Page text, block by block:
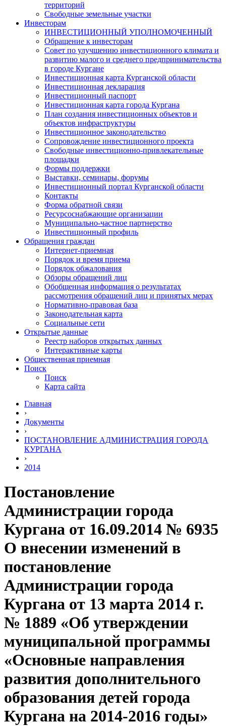
территорий
Свободные земельные участки
Инвесторам
ИНВЕСТИЦИОННЫЙ УПОЛНОМОЧЕННЫЙ
Обращение к инвесторам
Совет по улучшению инвестиционного климата и
развитию малого и среднего предпринимательства
в городе Кургане
Инвестиционная карта Курганской области
Инвестиционная декларация
Инвестиционный паспорт
Инвестиционная карта города Кургана
План создания инвестиционных объектов и
объектов инфраструктуры
Инвестиционное законодательство
Сопровождение инвестиционного проекта
Свободные инвестиционно-привлекательные
площадки
Формы поддержки
Выставки, семинары, форумы
Инвестиционный портал Курганской области
Контакты
Форма обратной связи
Ресурсоснабжающие организации
Муниципально-частное партнерство
Инвестиционный профиль
Обращения граждан
Интернет-приемная
Порядок и время приема
Порядок обжалования
Обзоры обращений лиц
Обобщенная информация о результатах
рассмотрения обращений лиц и принятых мерах
Нормативно-правовая база
Законодательная карта
Социальные сети
Открытые данные
Реестр наборов открытых данных
Интерактивные карты
Общественная приемная
Поиск
Поиск
Карта сайта
Главная
›
Документы
›
ПОСТАНОВЛЕНИЕ АДМИНИСТРАЦИЯ ГОРОДА
КУРГАНА
›
2014
Постановление
Администрации города
Кургана от 16.09.2014 № 6935
О внесении изменений в
постановление
Администрации города
Кургана от 13 марта 2014 г.
№ 1889 «Об утверждении
муниципальной программы
«Основные направления
развития дополнительного
образования детей города
Кургана на 2014-2016 годы»